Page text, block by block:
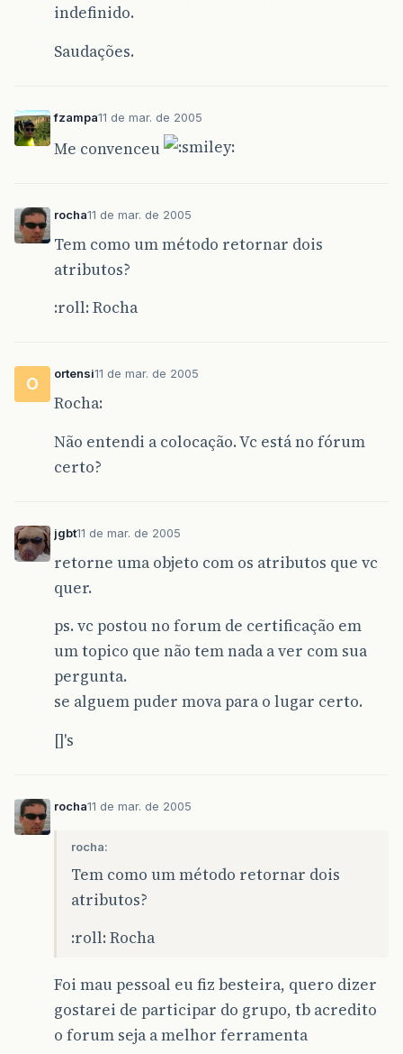
indefinido.
Saudações.
fzampa11 de mar. de 2005
Me convenceu
rocha11 de mar. de 2005
Tem como um método retornar dois
atributos?
:roll: Rocha
O
ortensi11 de mar. de 2005
Rocha:
Não entendi a colocação. Vc está no fórum
certo?
jgbt11 de mar. de 2005
retorne uma objeto com os atributos que vc
quer.
ps. vc postou no forum de certificação em
um topico que não tem nada a ver com sua
pergunta.
se alguem puder mova para o lugar certo.
[]'s
rocha11 de mar. de 2005
rocha:
Tem como um método retornar dois
atributos?
:roll: Rocha
Foi mau pessoal eu fiz besteira, quero dizer
gostarei de participar do grupo, tb acredito
o forum seja a melhor ferramenta